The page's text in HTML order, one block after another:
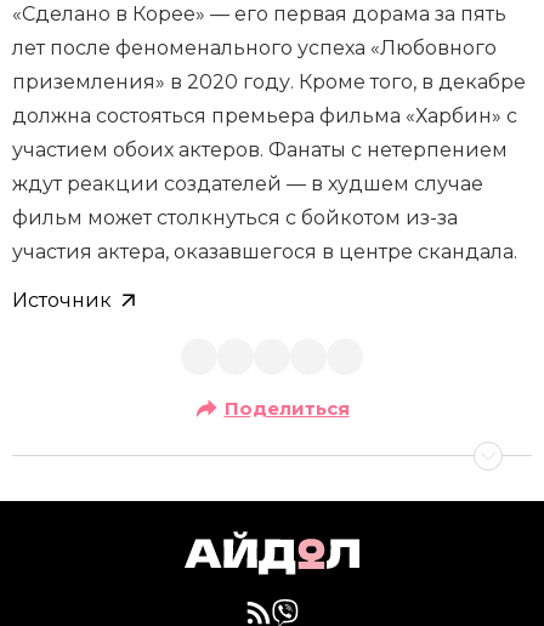
«Сделано в Корее» — его первая дорама за пять
лет после феноменального успеха «Любовного
приземления» в 2020 году. Кроме того, в декабре
должна состояться премьера фильма «Харбин» с
участием обоих актеров. Фанаты с нетерпением
ждут реакции создателей — в худшем случае
фильм может столкнуться с бойкотом из-за
участия актера, оказавшегося в центре скандала.
Источник
Поделиться